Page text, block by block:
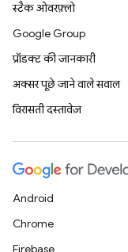
स्टैक ओवरफ़्लो
Google Group
प्रॉडक्ट की जानकारी
अक्सर पूछे जाने वाले सवाल
विरासती दस्तावेज़
Android
Chrome
Firebase